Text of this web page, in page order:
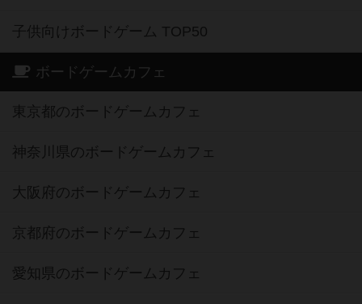
子供向けボードゲーム TOP50
ボードゲームカフェ
東京都のボードゲームカフェ
神奈川県のボードゲームカフェ
大阪府のボードゲームカフェ
京都府のボードゲームカフェ
愛知県のボードゲームカフェ